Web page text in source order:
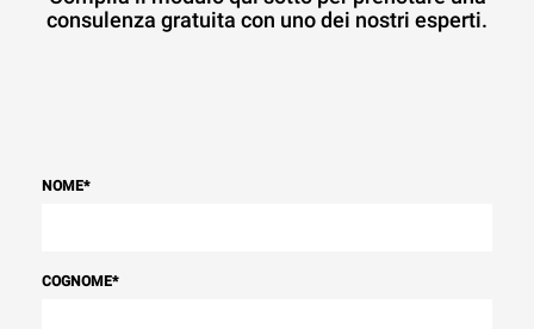
consulenza gratuita con uno dei nostri esperti.
NOME*
COGNOME*